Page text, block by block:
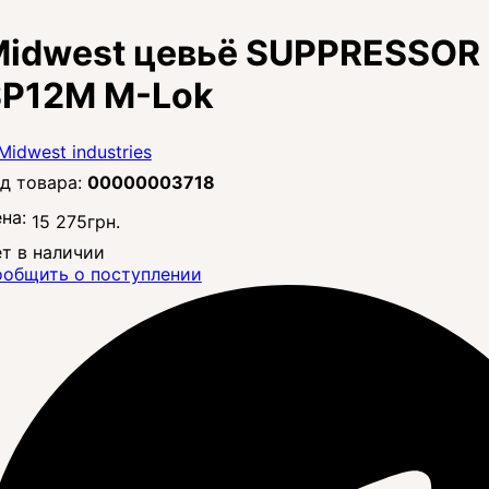
цевьё
M-Lok
00000003718
15 275грн.
в наличии
о поступлении